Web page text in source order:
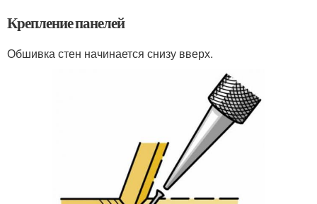
Крепление панелей
Обшивка стен начинается снизу вверх.